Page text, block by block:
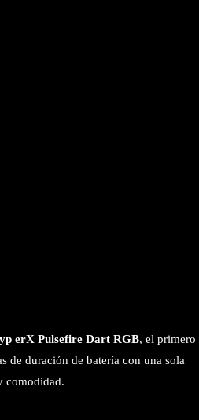
erX Pulsefire Dart RGB, el primero
de duración de batería con una sola
comodidad.